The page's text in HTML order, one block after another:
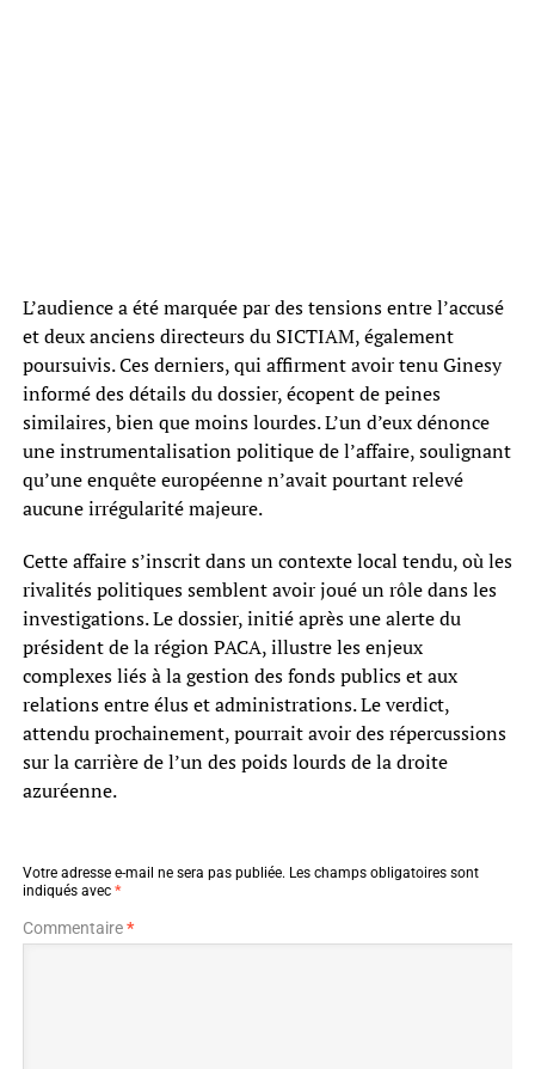
L’audience a été marquée par des tensions entre l’accusé
et deux anciens directeurs du SICTIAM, également
poursuivis. Ces derniers, qui affirment avoir tenu Ginesy
informé des détails du dossier, écopent de peines
similaires, bien que moins lourdes. L’un d’eux dénonce
une instrumentalisation politique de l’affaire, soulignant
qu’une enquête européenne n’avait pourtant relevé
aucune irrégularité majeure.
Cette affaire s’inscrit dans un contexte local tendu, où les
rivalités politiques semblent avoir joué un rôle dans les
investigations. Le dossier, initié après une alerte du
président de la région PACA, illustre les enjeux
complexes liés à la gestion des fonds publics et aux
relations entre élus et administrations. Le verdict,
attendu prochainement, pourrait avoir des répercussions
sur la carrière de l’un des poids lourds de la droite
azuréenne.
Votre adresse e-mail ne sera pas publiée. Les champs obligatoires sont
indiqués avec *
Commentaire*